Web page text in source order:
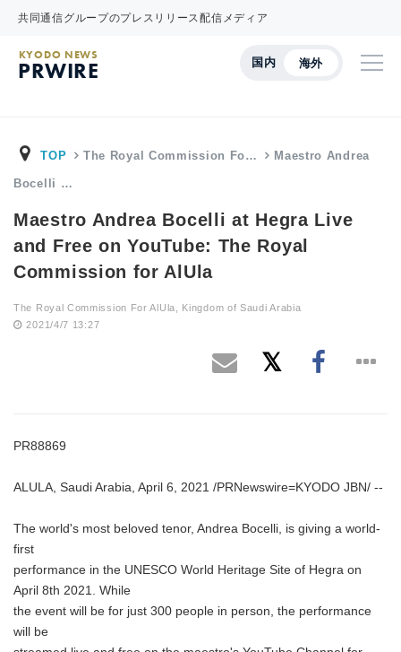
共同通信グループのプレスリリース配信メディア
国内 海外
KYODO NEWS
PRWIRE
TOP The Royal Commission Fo… Maestro Andrea
Bocelli …
Maestro Andrea Bocelli at Hegra Live
and Free on YouTube: The Royal
Commission for AlUla
The Royal Commission For AlUla, Kingdom of Saudi Arabia
2021/4/7 13:27
PR88869
ALULA, Saudi Arabia, April 6, 2021 /PRNewswire=KYODO JBN/ --
The world's most beloved tenor, Andrea Bocelli, is giving a world-
first
performance in the UNESCO World Heritage Site of Hegra on
April 8th 2021. While
the event will be for just 300 people in person, the performance
will be